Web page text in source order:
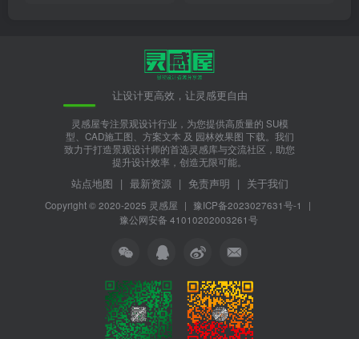
让设计更高效，让灵感更自由
灵感屋专注景观设计行业，为您提供高质量的 SU模
型、CAD施工图、方案文本 及 园林效果图 下载。我们
致力于打造景观设计师的首选灵感库与交流社区，助您
提升设计效率，创造无限可能。
站点地图 | 最新资源 | 免责声明 | 关于我们
Copyright © 2020-2025 灵感屋 | 豫ICP备2023027631号-1
|
豫公网安备 41010202003261号